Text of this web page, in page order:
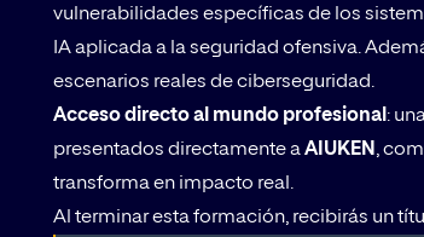
vulnerabilidades específicas de los
IA aplicada a la seguridad ofensiva.
escenarios reales de ciberseguridad.
Acceso directo al mundo profesional:
presentados directamente aAIUKEN,
transforma en impacto real.
Al terminar esta formación, recibirás un